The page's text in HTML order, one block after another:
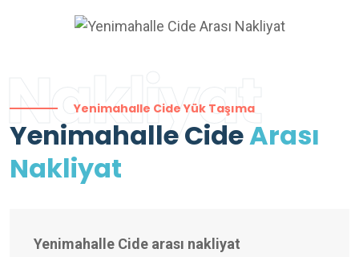
Nakliyat
Yenimahalle Cide Yük Taşıma
Yenimahalle CideArası
Nakliyat
Yenimahalle Cide arası nakliyat